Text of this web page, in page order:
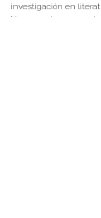
investigación en
Navarra y las